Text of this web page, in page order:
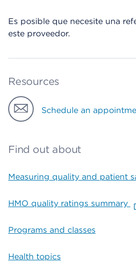
Es posible que necesite una
este proveedor.
Resources
Schedule an
Find out about
Measuring quality and patient
HMO quality ratings summary
Programs and classes
Health topics